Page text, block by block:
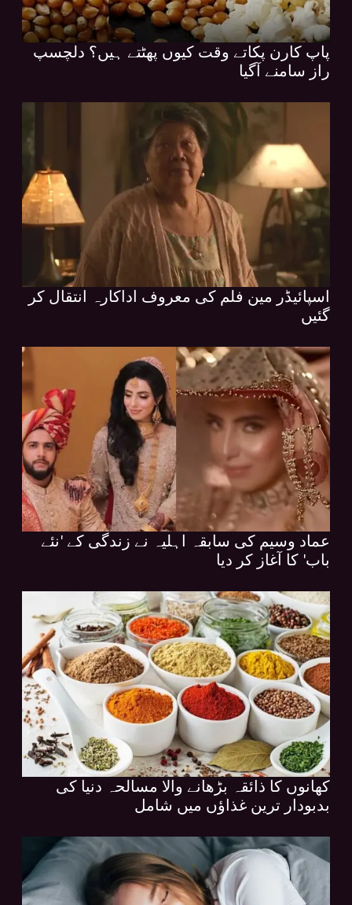
پاپ کارن پکاتے وقت کیوں پھٹتے ہیں؟ دلچسپ
راز سامنے آگیا
اسپائیڈر مین فلم کی معروف اداکارہ انتقال کر
گئیں
عماد وسیم کی سابقہ اہلیہ نے زندگی کے 'نئے
باب' کا آغاز کر دیا
کھانوں کا ذائقہ بڑھانے والا مسالحہ دنیا کی
بدبودار ترین غذاؤں میں شامل